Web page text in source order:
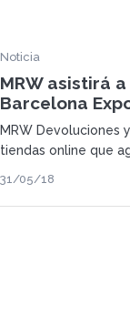
Noticia
MRW asistirá
Barcelona
MRW Devoluciones
tiendas online que
experiencia de
cómodo y eficiente,
31/05/18